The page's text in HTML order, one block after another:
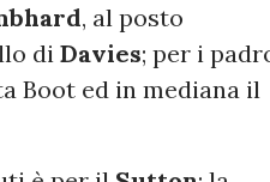
, al posto
di Davies; per i
Boot ed in mediana il